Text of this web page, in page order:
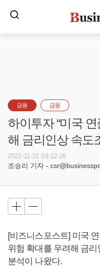
금융 금융
하이투자 “미국
해 금리인상 속도
2022-11-21 09:12:26
조승리 기자 -
[비즈니스포스트] 미국
위험 확대를 우려해 금
분석이 나왔다.